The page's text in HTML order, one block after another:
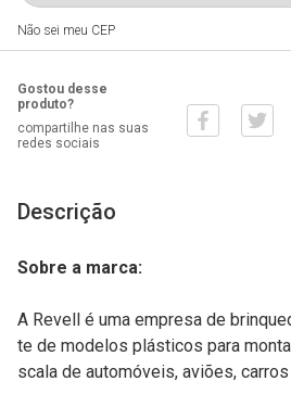
Não sei meu CEP
Gostou desse
produto?
compartilhe nas suas
redes sociais
Descrição
Sobre a marca:
A Revell é uma empresa de
te de modelos plásticos para
scala de automóveis, aviões,